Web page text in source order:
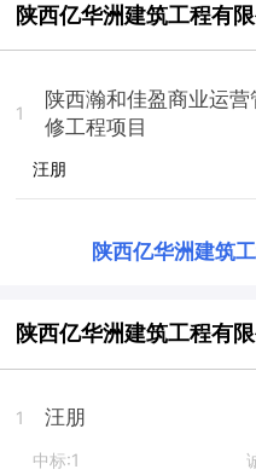
陕西亿华洲建筑工程有
1
陕西瀚和佳盈商业运
修工程项目
汪朋
陕西亿华洲建筑
陕西亿华洲建筑工程有
1 汪朋
中标:1